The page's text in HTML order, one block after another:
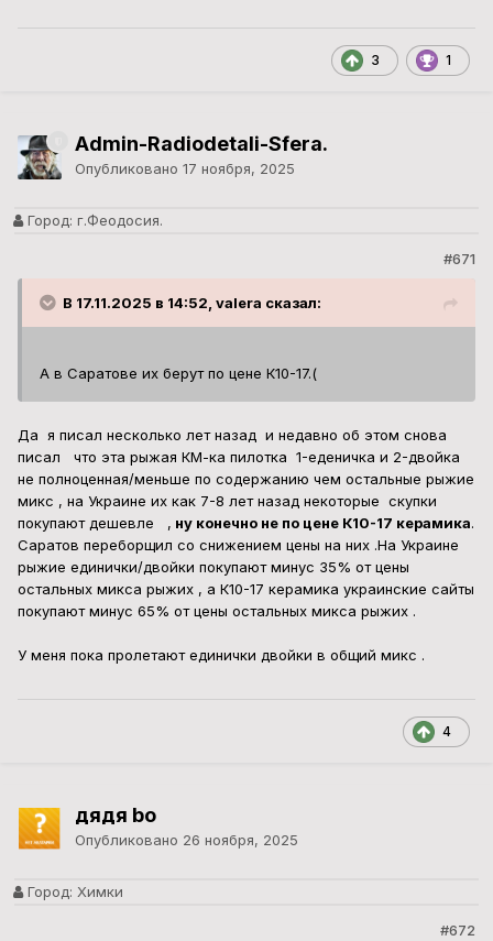
3 1
Admin-Radiodetali-Sfera.
Опубликовано 17 ноября, 2025
Город: г.Феодосия.
#671
В 17.11.2025 в 14:52, valera сказал:
А в Саратове их берут по цене К10-17.(
Да я писал несколько лет назад и недавно об этом снова
писал что эта рыжая КМ-ка пилотка 1-еденичка и 2-двойка
не полноценная/меньше по содержанию чем остальные рыжие
микс , на Украине их как 7-8 лет назад некоторые скупки
покупают дешевле , ну конечно не по цене К10-17 керамика.
Саратов переборщил со снижением цены на них .На Украине
рыжие единички/двойки покупают минус 35% от цены
остальных микса рыжих , а К10-17 керамика украинские сайты
покупают минус 65% от цены остальных микса рыжих .
У меня пока пролетают единички двойки в общий микс .
4
дядя bo
Опубликовано 26 ноября, 2025
Город: Химки
#672